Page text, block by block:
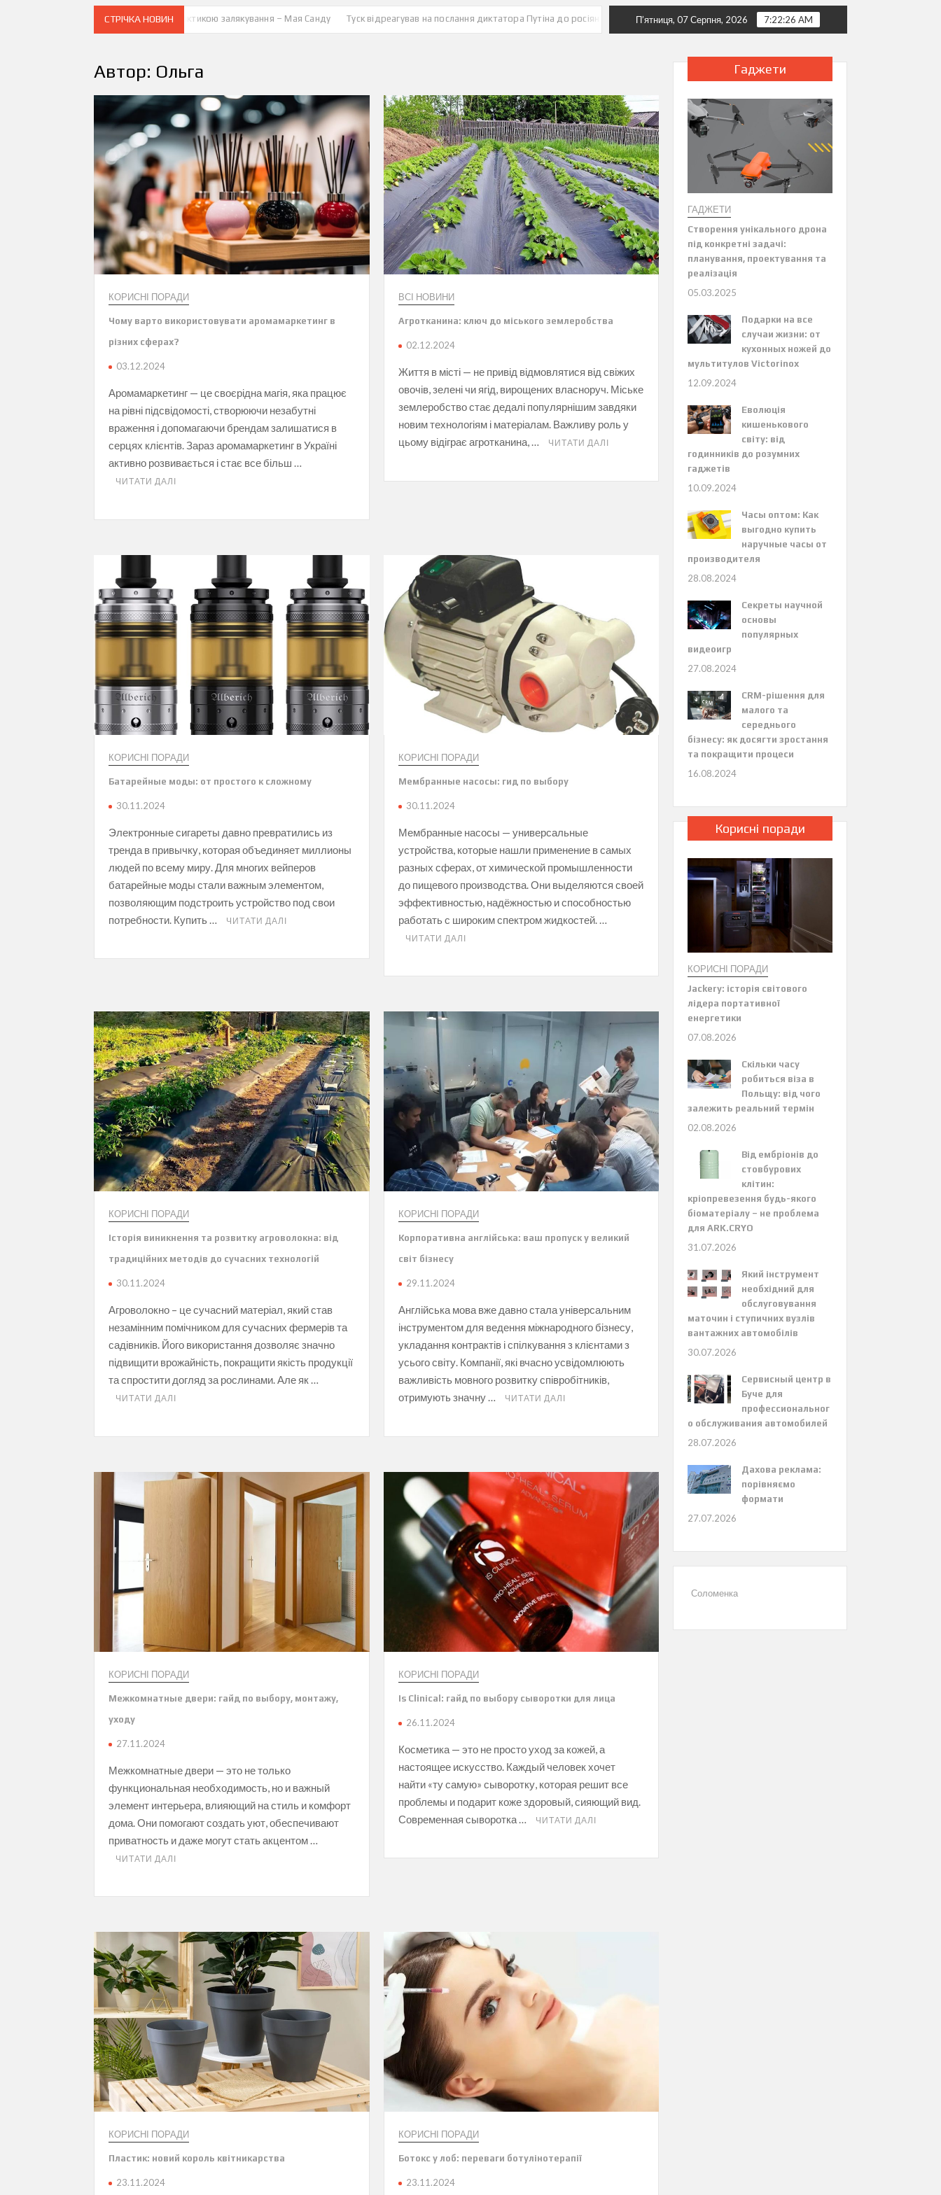
СТРІЧКА НОВИН
анексію Придністров’я є тактикою залякування – Мая Санду Туск відреагував на послання диктатора Путіна до росіян У МЗС України прокоментували кризу в Придністров’ї
П’ятниця, 07 Серпня, 2026 7:22:28 AM
Автор: Ольга
КОРИСНІ ПОРАДИ
Чому варто використовувати аромамаркетинг в
різних сферах?
03.12.2024
Аромамаркетинг — це своєрідна магія, яка працює
на рівні підсвідомості, створюючи незабутні
враження і допомагаючи брендам залишатися в
серцях клієнтів. Зараз аромамаркетинг в Україні
активно розвивається і стає все більш …
ЧИТАТИ ДАЛІ
ВСІ НОВИНИ
Агротканина: ключ до міського землеробства
02.12.2024
Життя в місті — не привід відмовлятися від свіжих
овочів, зелені чи ягід, вирощених власноруч. Міське
землеробство стає дедалі популярнішим завдяки
новим технологіям і матеріалам. Важливу роль у
цьому відіграє агротканина, …
ЧИТАТИ ДАЛІ
КОРИСНІ ПОРАДИ
Батарейные моды: от простого к сложному
30.11.2024
Электронные сигареты давно превратились из
тренда в привычку, которая объединяет миллионы
людей по всему миру. Для многих вейперов
батарейные моды стали важным элементом,
позволяющим подстроить устройство под свои
потребности. Купить …
ЧИТАТИ ДАЛІ
КОРИСНІ ПОРАДИ
Мембранные насосы: гид по выбору
30.11.2024
Мембранные насосы — универсальные
устройства, которые нашли применение в самых
разных сферах, от химической промышленности
до пищевого производства. Они выделяются своей
эффективностью, надёжностью и способностью
работать с широким спектром жидкостей. …
ЧИТАТИ ДАЛІ
КОРИСНІ ПОРАДИ
Історія виникнення та розвитку агроволокна: від
традиційних методів до сучасних технологій
30.11.2024
Агроволокно – це сучасний матеріал, який став
незамінним помічником для сучасних фермерів та
садівників. Його використання дозволяє значно
підвищити врожайність, покращити якість продукції
та спростити догляд за рослинами. Але як …
ЧИТАТИ ДАЛІ
КОРИСНІ ПОРАДИ
Корпоративна англійська: ваш пропуск у великий
світ бізнесу
29.11.2024
Англійська мова вже давно стала універсальним
інструментом для ведення міжнародного бізнесу,
укладання контрактів і спілкування з клієнтами з
усього світу. Компанії, які вчасно усвідомлюють
важливість мовного розвитку співробітників,
отримують значну …
ЧИТАТИ ДАЛІ
КОРИСНІ ПОРАДИ
Межкомнатные двери: гайд по выбору, монтажу,
уходу
27.11.2024
Межкомнатные двери — это не только
функциональная необходимость, но и важный
элемент интерьера, влияющий на стиль и комфорт
дома. Они помогают создать уют, обеспечивают
приватность и даже могут стать акцентом …
ЧИТАТИ ДАЛІ
КОРИСНІ ПОРАДИ
Is Clinical: гайд по выбору сыворотки для лица
26.11.2024
Косметика — это не просто уход за кожей, а
настоящее искусство. Каждый человек хочет
найти «ту самую» сыворотку, которая решит все
проблемы и подарит коже здоровый, сияющий вид.
Современная сыворотка …
ЧИТАТИ ДАЛІ
КОРИСНІ ПОРАДИ
Пластик: новий король квітникарства
23.11.2024
КОРИСНІ ПОРАДИ
Ботокс у лоб: переваги ботулінотерапії
23.11.2024
Гаджети
ГАДЖЕТИ
Створення унікального дрона
під конкретні задачі:
планування, проектування та
реалізація
05.03.2025
Подарки на все
случаи жизни: от
кухонных ножей до
мультитулов Victorinox
12.09.2024
Еволюція
кишенькового
світу: від
годинників до розумних
гаджетів
10.09.2024
Часы оптом: Как
выгодно купить
наручные часы от
производителя
28.08.2024
Секреты научной
основы
популярных
видеоигр
27.08.2024
CRM-рішення для
малого та
середнього
бізнесу: як досягти зростання
та покращити процеси
16.08.2024
Корисні поради
КОРИСНІ ПОРАДИ
Jackery: історія світового
лідера портативної
енергетики
07.08.2026
Скільки часу
робиться віза в
Польщу: від чого
залежить реальний термін
02.08.2026
Від ембріонів до
стовбурових
клітин:
кріопревезення будь-якого
біоматеріалу – не проблема
для ARK.CRYO
31.07.2026
Який інструмент
необхідний для
обслуговування
маточин і ступичних вузлів
вантажних автомобілів
30.07.2026
Сервисный центр в
Буче для
профессиональног
о обслуживания автомобилей
28.07.2026
Дахова реклама:
порівняємо
формати
27.07.2026
Соломенка